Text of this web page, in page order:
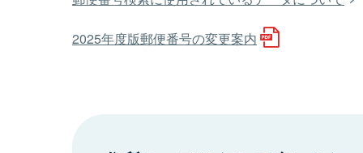
2025年度版郵便番号の変更案内